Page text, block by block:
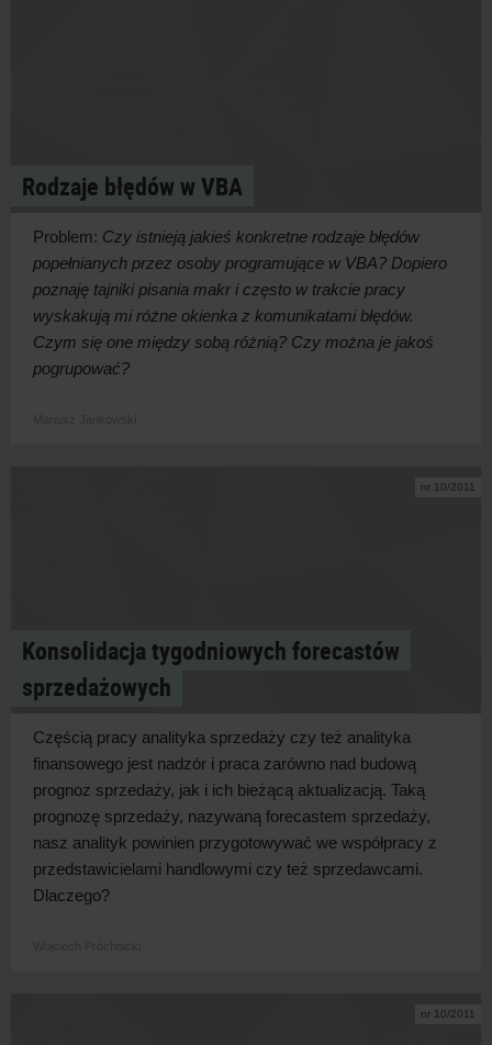
Rodzaje błędów w VBA
Problem: Czy istnieją jakieś konkretne rodzaje błędów
popełnianych przez osoby programujące w VBA? Dopiero
poznaję tajniki pisania makr i często w trakcie pracy
wyskakują mi różne okienka z komunikatami błędów.
Czym się one między sobą różnią? Czy można je jakoś
pogrupować?
nr 10/2011
Konsolidacja tygodniowych forecastów
sprzedażowych
Częścią pracy analityka sprzedaży czy też analityka
finansowego jest nadzór i praca zarówno nad budową
prognoz sprzedaży, jak i ich bieżącą aktualizacją. Taką
prognozę sprzedaży, nazywaną forecastem sprzedaży,
nasz analityk powinien przygotowywać we współpracy z
przedstawicielami handlowymi czy też sprzedawcami.
Dlaczego?
nr 10/2011